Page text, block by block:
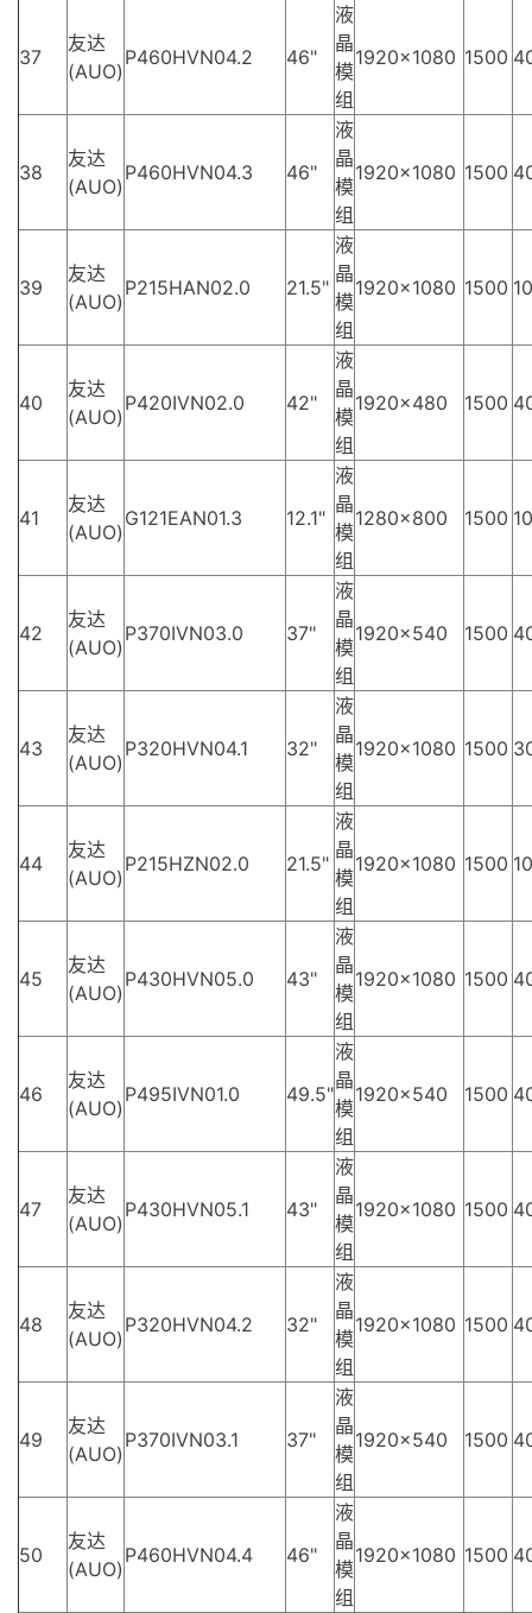
37
友达
(AUO)
P460HVN04.2 46"
液
晶
模
组
1920×1080 1500
38
友达
(AUO)
P460HVN04.3 46"
液
晶
模
组
1920×1080 1500
39
友达
(AUO)
P215HAN02.0 21.5"
液
晶
模
组
1920×1080 1500
40
友达
(AUO)
P420IVN02.0 42"
液
晶
模
组
1920×480 1500
41
友达
(AUO)
G121EAN01.3 12.1"
液
晶
模
组
1280×800 1500
42
友达
(AUO)
P370IVN03.0 37"
液
晶
模
组
1920×540 1500
43
友达
(AUO)
P320HVN04.1 32"
液
晶
模
组
1920×1080 1500
44
友达
(AUO)
P215HZN02.0 21.5"
液
晶
模
组
1920×1080 1500
45
友达
(AUO)
P430HVN05.0 43"
液
晶
模
组
1920×1080 1500
46
友达
(AUO)
P495IVN01.0 49.5"
液
晶
模
组
1920×540 1500
47
友达
(AUO)
P430HVN05.1 43"
液
晶
模
组
1920×1080 1500
48
友达
(AUO)
P320HVN04.2 32"
液
晶
模
组
1920×1080 1500
49
友达
(AUO)
P370IVN03.1 37"
液
晶
模
组
1920×540 1500
50
友达
(AUO)
P460HVN04.4 46"
液
晶
模
组
1920×1080 1500